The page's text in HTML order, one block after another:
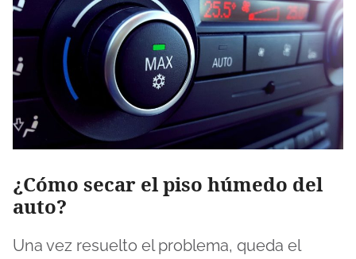
¿Cómo secar el piso húmedo del
auto?
Una vez resuelto el problema, queda el